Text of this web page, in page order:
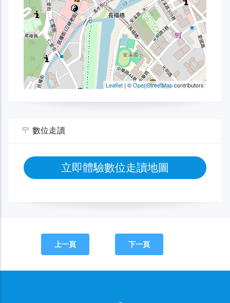
數位走讀
立即體驗數位走讀地圖
上一頁 下一頁